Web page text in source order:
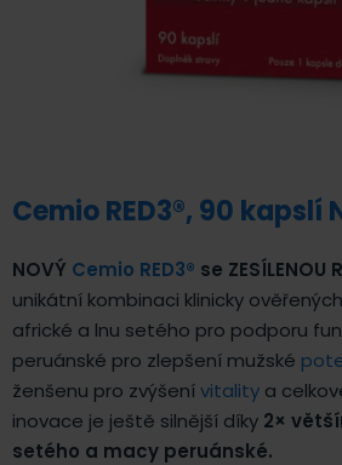
Cemio RED3®, 90 kapslí
NOVÝ Cemio RED3® se ZESÍLENOU
unikátní kombinaci klinicky
africké a lnu setého pro podporu
peruánské pro zlepšení mužské
ženšenu pro zvýšenívitality a
inovace je ještě silnější díky 2×
setého a macy peruánské.